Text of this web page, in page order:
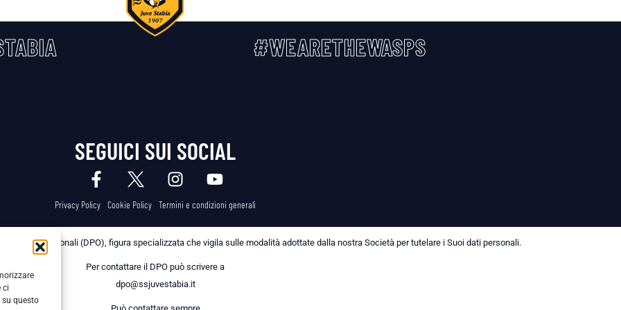
ci
questo
#WEARETHEWASPS
SEGUICI SUI SOCIAL
Privacy Policy Cookie Policy Termini e condizioni generali
dei Dati Personali (DPO), figura specializzata che vigila sulle modalità adottate dalla nostra Società per tutelare i Suoi dati personali.
Per contattare il DPO può scrivere a
dpo@ssjuvestabia.it